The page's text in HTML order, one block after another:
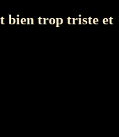
bien trop triste et